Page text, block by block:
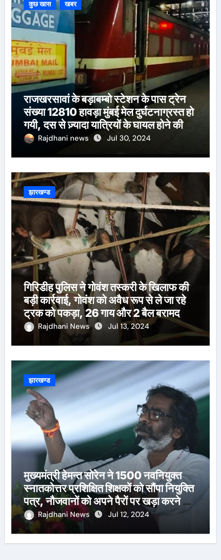
कुछ खास खबर
राजखरसावां के बड़ाबम्बो स्टेशन के पास ट्रेन
संख्या 12810 हावड़ा मुंबई मेल दुर्घटनाग्रस्त हो
गयी, दस से ज़्यादा यात्रियों के घायल होने की
खबर।सरायकेला के वरीय पदाधिकारी
Rajdhani news Jul 30, 2024
झारखण्ड
गिरिडीह पुलिस ने गोवंश तस्करी के खिलाफ की
बड़ी कार्रवाई, गोवंश को अवैध रूप से ले जा रहे
ट्रक को पकड़ा, 26 गाय और 2 बैल बरामद
Rajdhani News Jul 13, 2024
झारखण्ड
मुख्यमंत्री हेमन्त सोरेन ने 1500 नवनियुक्त
स्नातकोत्तर प्रशिक्षित शिक्षकों को सौंपा नियुक्ति
पत्र, नौजवानों को अपने पैरों पर खड़ा करने का
दोहराया संकल्प
Rajdhani News Jul 12, 2024